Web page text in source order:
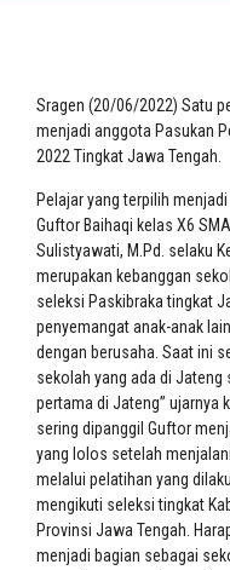
Sragen (20/06/2022) Satu
menjadi anggota Pasukan
2022 Tingkat Jawa Tengah.
Pelajar yang terpilih
Guftor Baihaqi kelas X6
Sulistyawati, M.Pd. selaku
merupakan kebanggan
seleksi Paskibraka tingkat
penyemangat anak-anak
dengan berusaha. Saat ini
sekolah yang ada di
pertama di Jateng” ujarnya
sering dipanggil Guftor
yang lolos setelah
melalui pelatihan yang
mengikuti seleksi tingkat
Provinsi Jawa Tengah.
menjadi bagian sebagai